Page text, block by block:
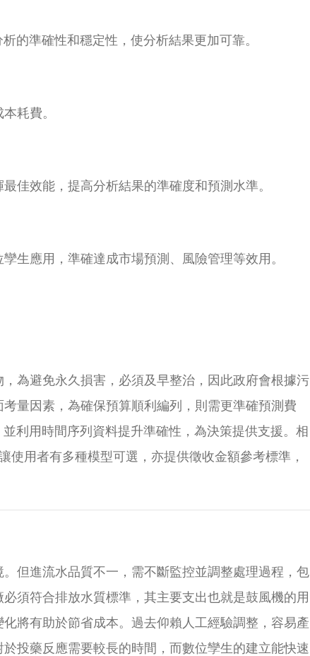
的準確性和穩定性，使分析結果更加可靠。
耗費。
佳效能，提高分析結果的準確度和預測水準。
生應用，準確達成市場預測、風險管理等效用。
為避免永久損害，必須及早整治，因此政府會根據污
量因素，為確保預算順利編列，則需更準確預測費
利用時間序列資料提升準確性，為決策提供支援。相
用者有多種模型可選，亦提供徵收金額參考標準，
但進流水品質不一，需不斷監控並調整處理過程，包
須符合排放水質標準，其主要支出也就是鼓風機的用
將有助於節省成本。過去仰賴人工經驗調整，容易產
投藥反應需要較長的時間，而數位孿生的建立能快速